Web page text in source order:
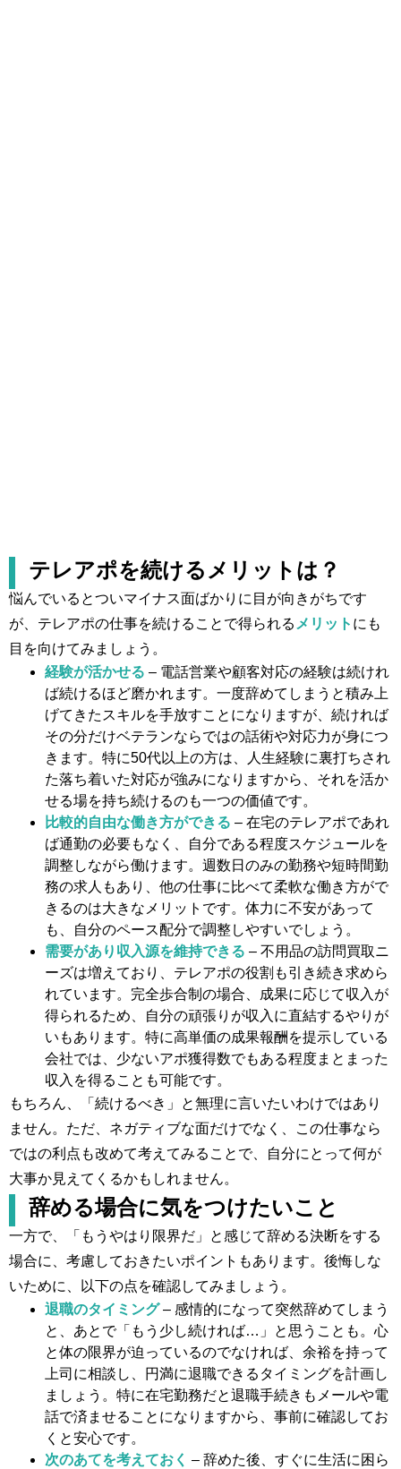
テレアポを続けるメリットは？
悩んでいるとついマイナス面ばかりに目が向きがちです
が、テレアポの仕事を続けることで得られる メリット にも
目を向けてみましょう。
経験が活かせる – 電話営業や顧客対応の経験は続けれ
ば続けるほど磨かれます。一度辞めてしまうと積み上
げてきたスキルを手放すことになりますが、続ければ
その分だけベテランならではの話術や対応力が身につ
きます。特に50代以上の方は、人生経験に裏打ちされ
た落ち着いた対応が強みになりますから、それを活か
せる場を持ち続けるのも一つの価値です。
比較的自由な働き方ができる – 在宅のテレアポであれ
ば通勤の必要もなく、自分である程度スケジュールを
調整しながら働けます。週数日のみの勤務や短時間勤
務の求人もあり、他の仕事に比べて柔軟な働き方がで
きるのは大きなメリットです。体力に不安があって
も、自分のペース配分で調整しやすいでしょう。
需要があり収入源を維持できる – 不用品の訪問買取ニ
ーズは増えており、テレアポの役割も引き続き求めら
れています。完全歩合制の場合、成果に応じて収入が
得られるため、自分の頑張りが収入に直結するやりが
いもあります。特に高単価の成果報酬を提示している
会社では、少ないアポ獲得数でもある程度まとまった
収入を得ることも可能です。
もちろん、「続けるべき」と無理に言いたいわけではあり
ません。ただ、ネガティブな面だけでなく、この仕事なら
ではの利点も改めて考えてみることで、自分にとって何が
大事か見えてくるかもしれません。
辞める場合に気をつけたいこと
一方で、「もうやはり限界だ」と感じて辞める決断をする
場合に、考慮しておきたいポイントもあります。後悔しな
いために、以下の点を確認してみましょう。
退職のタイミング– 感情的になって突然辞めてしまう
と、あとで「もう少し続ければ…」と思うことも。心
と体の限界が迫っているのでなければ、余裕を持って
上司に相談し、円満に退職できるタイミングを計画し
ましょう。特に在宅勤務だと退職手続きもメールや電
話で済ませることになりますから、事前に確認してお
くと安心です。
次のあてを考えておく – 辞めた後、すぐに生活に困ら